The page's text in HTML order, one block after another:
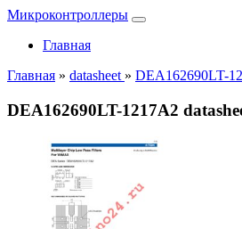
Микроконтроллеры
Главная
Главная » datasheet » DEA162690LT-
DEA162690LT-1217A2